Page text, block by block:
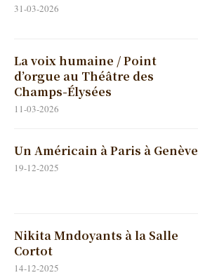
31-03-2026
La voix humaine / Point
d’orgue au Théâtre des
Champs-Élysées
11-03-2026
Un Américain à Paris à Genève
19-12-2025
Nikita Mndoyants à la Salle
Cortot
14-12-2025